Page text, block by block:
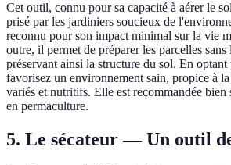
Cet outil, connu pour sa capacité à aérer le
prisé par les jardiniers soucieux de
reconnu pour son impact minimal sur la vie
outre, il permet de préparer les parcelles sans
préservant ainsi la structure du sol. En
favorisez un environnement sain, propice à
variés et nutritifs. Elle est recommandée bien
en permaculture.
5. Le sécateur — Un outil